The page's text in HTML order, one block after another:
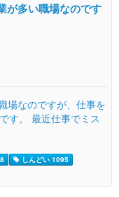
が多い職場なのです
場なのですが、仕事を
す。 最近仕事でミス
しんどい 1095